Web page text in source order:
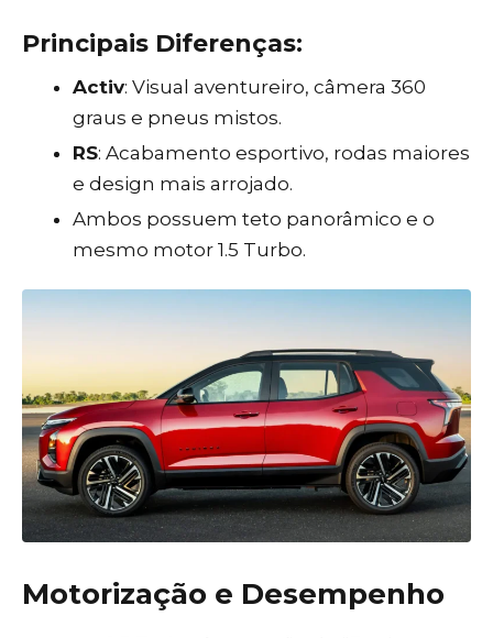
Principais Diferenças:
Activ: Visual aventureiro, câmera 360
graus e pneus mistos.
RS: Acabamento esportivo, rodas maiores
e design mais arrojado.
Ambos possuem teto panorâmico e o
mesmo motor 1.5 Turbo.
Motorização e Desempenho